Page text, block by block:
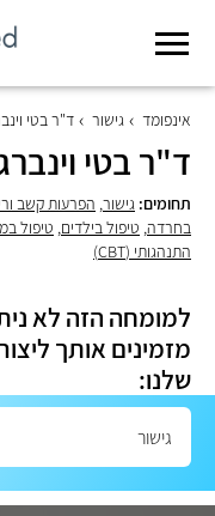
אינפומד גישור ד"ר בטי
ד"ר בטי
תחומים: גישור, הפרעות קשב
בחרדה, טיפול בילדים, טיפול
התנהגותי (CBT)
למומחה הזה לא
מזמינים אותך
שלנו: